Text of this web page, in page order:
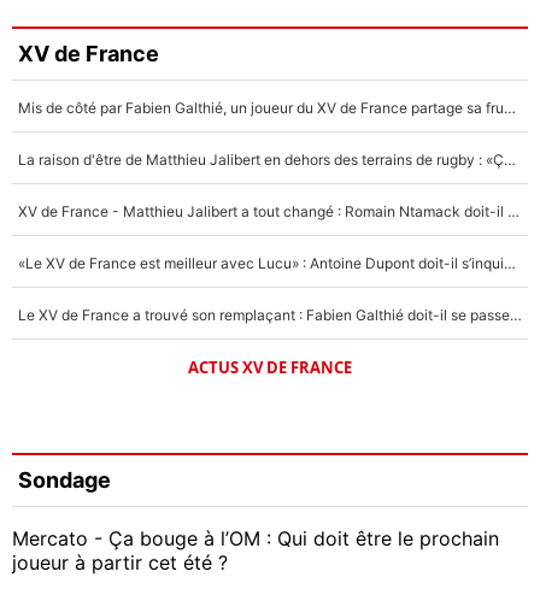
XV de France
Mis de côté par Fabien Galthié, un joueur du XV de France partage sa frustration : «ils ne me l’ont pas dit tout de suite»
La raison d'être de Matthieu Jalibert en dehors des terrains de rugby : «Ça m'atteint autant que si tu touches à un membre de ma famille»
XV de France - Matthieu Jalibert a tout changé : Romain Ntamack doit-il s’inquiéter pour sa place à un an de la Coupe du monde ?
«Le XV de France est meilleur avec Lucu» : Antoine Dupont doit-il s’inquiéter pour sa place ?
Le XV de France a trouvé son remplaçant : Fabien Galthié doit-il se passer d'Antoine Dupont ?
ACTUS XV DE FRANCE
Sondage
Mercato - Ça bouge à l’OM : Qui doit être le prochain
joueur à partir cet été ?